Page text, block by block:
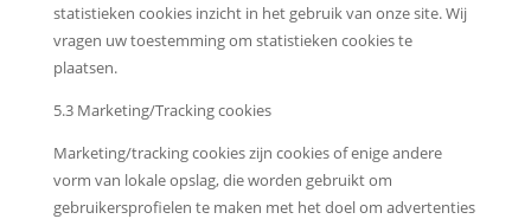
statistieken cookies inzicht in het gebruik van onze site. Wij
vragen uw toestemming om statistieken cookies te
plaatsen.
5.3 Marketing/Tracking cookies
Marketing/tracking cookies zijn cookies of enige andere
vorm van lokale opslag, die worden gebruikt om
gebruikersprofielen te maken met het doel om advertenties